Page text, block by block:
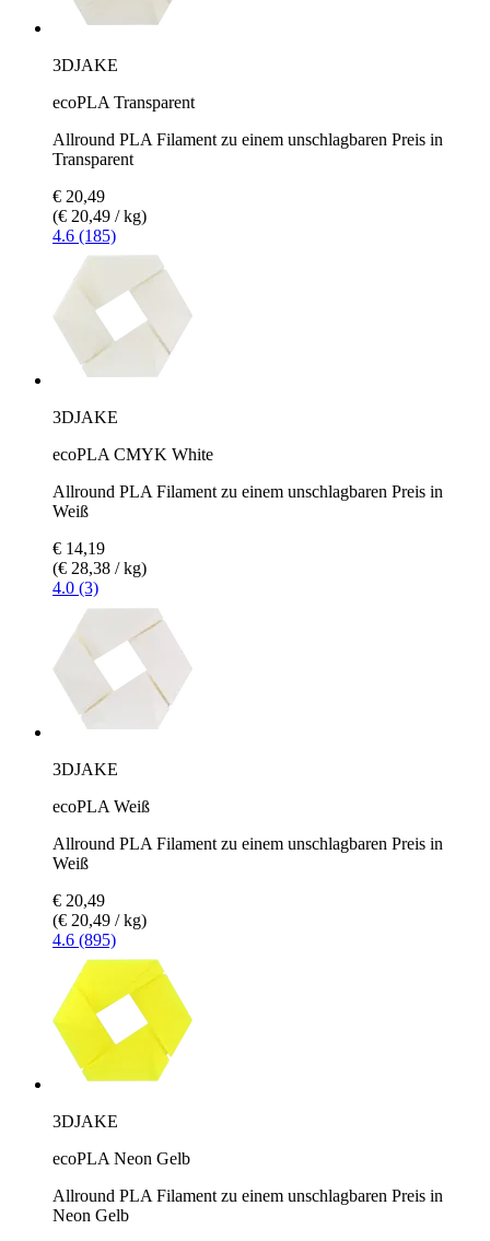
3DJAKE
ecoPLA Transparent
Allround PLA Filament zu einem unschlagbaren Preis in
Transparent
€ 20,49
(€ 20,49 / kg)
4.6 (185)
3DJAKE
ecoPLA CMYK White
Allround PLA Filament zu einem unschlagbaren Preis in
Weiß
€ 14,19
(€ 28,38 / kg)
4.0 (3)
3DJAKE
ecoPLA Weiß
Allround PLA Filament zu einem unschlagbaren Preis in
Weiß
€ 20,49
(€ 20,49 / kg)
4.6 (895)
3DJAKE
ecoPLA Neon Gelb
Allround PLA Filament zu einem unschlagbaren Preis in
Neon Gelb